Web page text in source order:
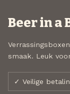
Beer in a
smaak. Leuk
✓ Veilige